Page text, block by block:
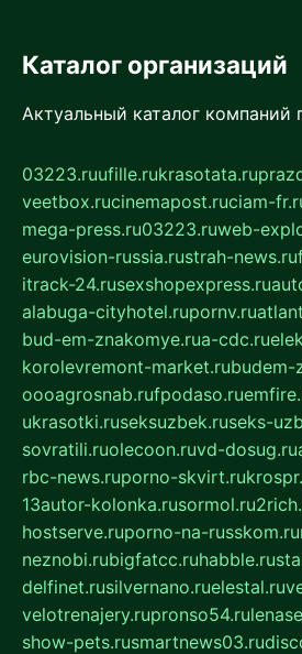
Каталог организаций
Актуальный каталог компаний
03223.ruufille.rukrasotata.ru
veetbox.rucinemapost.ruciam-
mega-press.ru03223.ruweb-
eurovision-russia.rustrah-news.ru
itrack-24.rusexshopexpress.ru
alabuga-cityhotel.rupornv.ru
bud-em-znakomye.rua-cdc.ru
korolevremont-market.rubudem-
oooagrosnab.rufpodaso.ru
ukrasotki.ruseksuzbek.ruseks-
sovratili.ruolecoon.ruvd-dosug.ru
rbc-news.ruporno-skvirt.ru
13autor-kolonka.rusormol.ru
hostserve.ruporno-na-russkom.ru
neznobi.rubigfatcc.ruhabble.ru
delfinet.rusilvernano.ruelestal.ru
velotrenajery.rupronso54.ru
show-pets.rusmartnews03.ru